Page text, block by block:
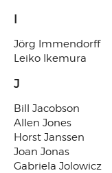
I
Jörg Immendorff
Leiko Ikemura
J
Bill Jacobson
Allen Jones
Horst Janssen
Joan Jonas
Gabriela Jolowicz